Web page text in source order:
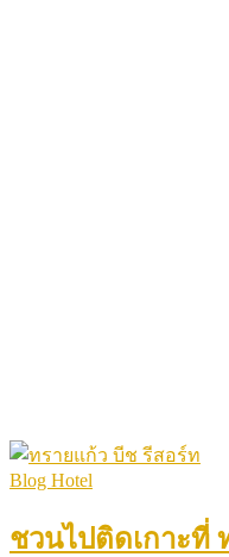
Blog Hotel
ชวนไปติดเกาะที่